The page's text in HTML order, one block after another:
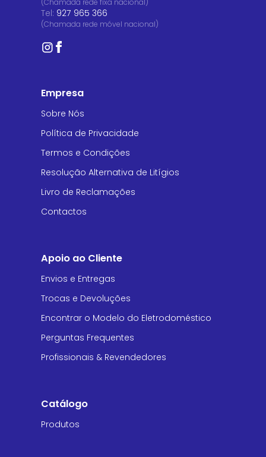
Tel: 927 965 366
(Chamada rede móvel nacional)
Empresa
Sobre Nós
Política de Privacidade
Termos e Condições
Resolução Alternativa de Litígios
Livro de Reclamações
Contactos
Apoio ao Cliente
Envios e Entregas
Trocas e Devoluções
Encontrar o Modelo do Eletrodoméstico
Perguntas Frequentes
Profissionais & Revendedores
Catálogo
Produtos